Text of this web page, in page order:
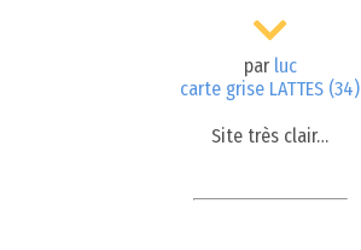
par luc
carte grise LATTES (34)
Site très clair…